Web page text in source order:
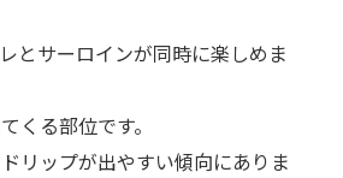
とサーロインが同時に楽しめま
くる部位です。
リップが出やすい傾向にありま